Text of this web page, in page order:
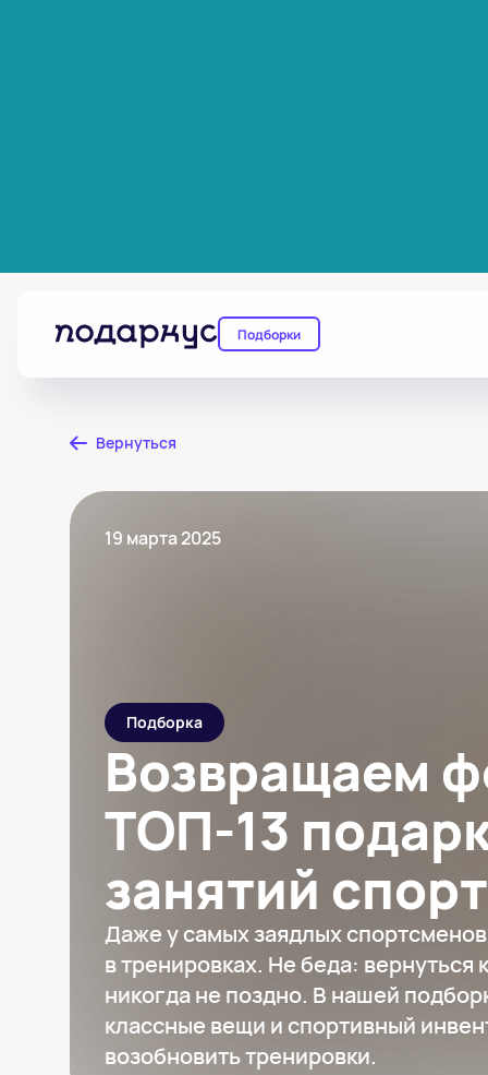
Подборки
Вернуться
19 марта 2025
Подборка
Возвращаем
ТОП-13
занятий
Даже у самых заядлых
в тренировках. Не беда: вернуться
никогда не поздно. В нашей
классные вещи и спортивный
возобновить тренировки.